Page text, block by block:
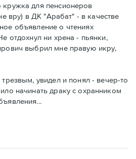
кружка для пенсионеров
вру) в ДК "Арабат" - в качестве
объявление о чтениях
отдохнул ни хрена - пьянки,
выбрил мне правую икру,
увидел и понял - вечер-то
начинать драку с охранником